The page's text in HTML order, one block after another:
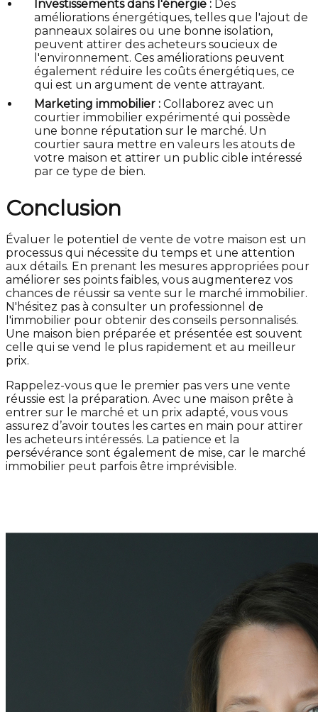
Investissements dans l'énergie : Des
améliorations énergétiques, telles que l'ajout de
panneaux solaires ou une bonne isolation,
peuvent attirer des acheteurs soucieux de
l'environnement. Ces améliorations peuvent
également réduire les coûts énergétiques, ce
qui est un argument de vente attrayant.
Marketing immobilier : Collaborez avec un
courtier immobilier expérimenté qui possède
une bonne réputation sur le marché. Un
courtier saura mettre en valeurs les atouts de
votre maison et attirer un public cible intéressé
par ce type de bien.
Conclusion
Évaluer le potentiel de vente de votre maison est un
processus qui nécessite du temps et une attention
aux détails. En prenant les mesures appropriées pour
améliorer ses points faibles, vous augmenterez vos
chances de réussir sa vente sur le marché immobilier.
N'hésitez pas à consulter un professionnel de
l'immobilier pour obtenir des conseils personnalisés.
Une maison bien préparée et présentée est souvent
celle qui se vend le plus rapidement et au meilleur
prix.
Rappelez-vous que le premier pas vers une vente
réussie est la préparation. Avec une maison prête à
entrer sur le marché et un prix adapté, vous vous
assurez d’avoir toutes les cartes en main pour attirer
les acheteurs intéressés. La patience et la
persévérance sont également de mise, car le marché
immobilier peut parfois être imprévisible.